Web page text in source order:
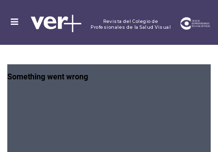
MENU
Revista del Colegio de
Profesionales de la Salud Visual